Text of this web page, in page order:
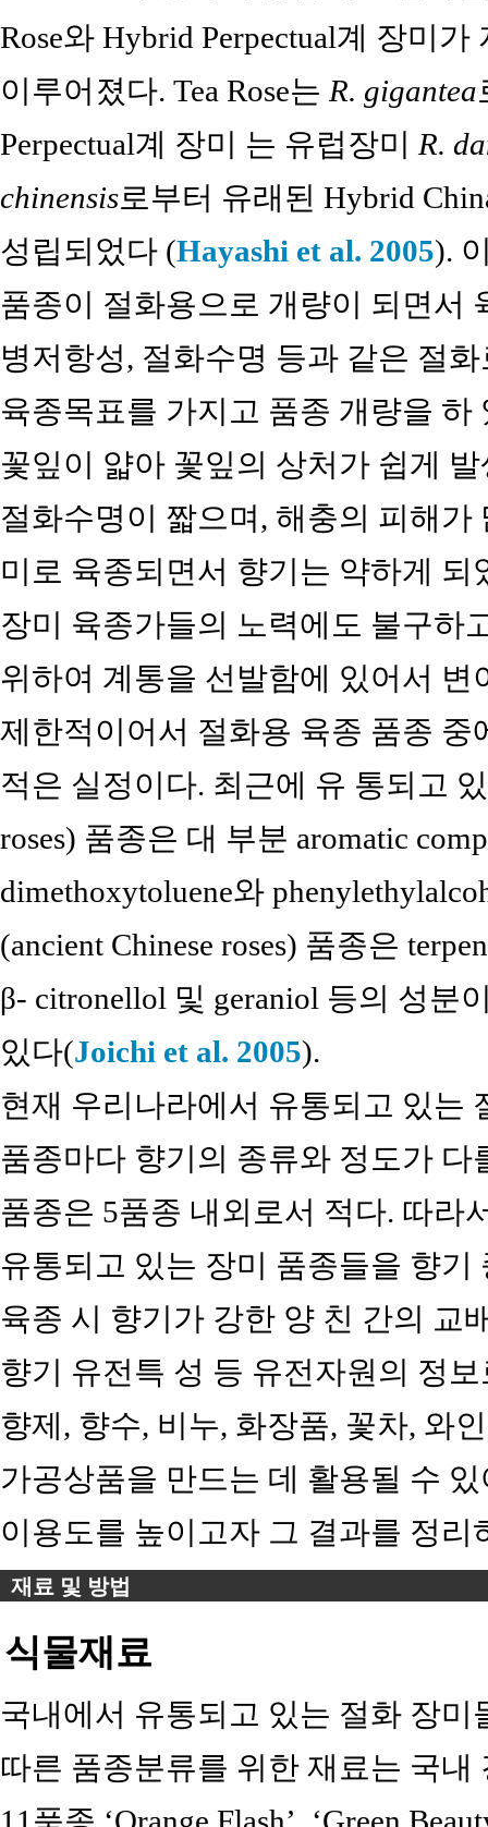
Rose와 Hybrid Perpectual계 장미
이루어졌다. Tea Rose는 R. gigantea
Perpectual계 장미 는 유럽장미 R.
chinensis로부터 유래된 Hybrid
성립되었다 (Hayashi et al. 2005).
품종이 절화용으로 개량이 되면서
병저항성, 절화수명 등과 같은 절
육종목표를 가지고 품종 개량을
꽃잎이 얇아 꽃잎의 상처가 쉽게
절화수명이 짧으며, 해충의 피해
미로 육종되면서 향기는 약하게 되
장미 육종가들의 노력에도 불구하
위하여 계통을 선발함에 있어서 변
제한적이어서 절화용 육종 품종
적은 실정이다. 최근에 유 통되고
roses) 품종은 대 부분 aromatic
dimethoxytoluene와
(ancient Chinese roses) 품종은
β- citronellol 및 geraniol 등의 성분
있다(Joichi et al. 2005).
현재 우리나라에서 유통되고 있는
품종마다 향기의 종류와 정도가
품종은 5품종 내외로서 적다. 따라
유통되고 있는 장미 품종들을 향
육종 시 향기가 강한 양 친 간의 교
향기 유전특 성 등 유전자원의 정
향제, 향수, 비누, 화장품, 꽃차, 와
가공상품을 만드는 데 활용될 수
이용도를 높이고자 그 결과를 정리
재료 및 방법
식물재료
국내에서 유통되고 있는 절화 장
따른 품종분류를 위한 재료는 국